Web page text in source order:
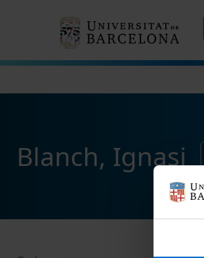
Blanch, Ignasi